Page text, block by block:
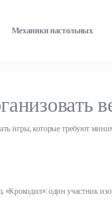
Механики настольных
игры, которые требуют
один участник